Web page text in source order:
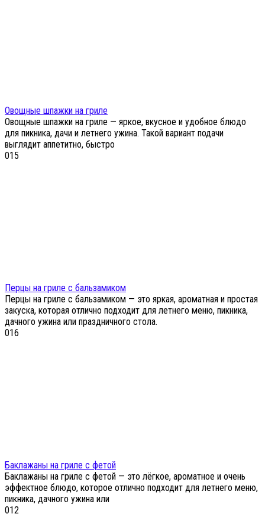
Овощные шпажки на гриле
Овощные шпажки на гриле — яркое, вкусное и удобное блюдо
для пикника, дачи и летнего ужина. Такой вариант подачи
выглядит аппетитно, быстро
015
Перцы на гриле с бальзамиком
Перцы на гриле с бальзамиком — это яркая, ароматная и простая
закуска, которая отлично подходит для летнего меню, пикника,
дачного ужина или праздничного стола.
016
Баклажаны на гриле с фетой
Баклажаны на гриле с фетой — это лёгкое, ароматное и очень
эффектное блюдо, которое отлично подходит для летнего меню,
пикника, дачного ужина или
012